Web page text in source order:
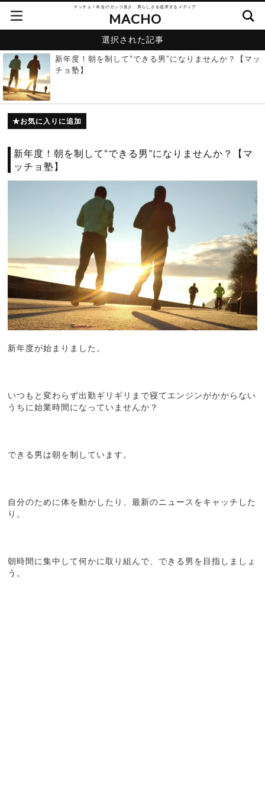
マッチョ！本当のカッコ良さ、男らしさを追求するメディア
MACHO
選択された記事
新年度！朝を制して“できる男”になりませんか？【マッ
チョ塾】
お気に入りに追加
新年度！朝を制して“できる男”になりませんか？【マ
ッチョ塾】
新年度が始まりました。
いつもと変わらず出勤ギリギリまで寝てエンジンがかからない
うちに始業時間になっていませんか？
できる男は朝を制しています。
自分のために体を動かしたり、最新のニュースをキャッチした
り。
朝時間に集中して何かに取り組んで、できる男を目指しましょ
う。